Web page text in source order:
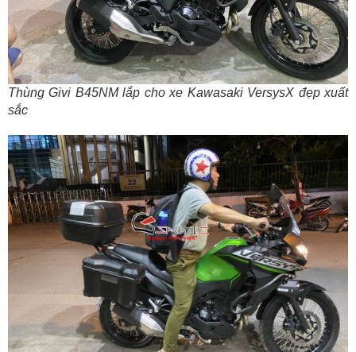
Thùng Givi B45NM lắp cho xe Kawasaki VersysX đẹp xuất
sắc